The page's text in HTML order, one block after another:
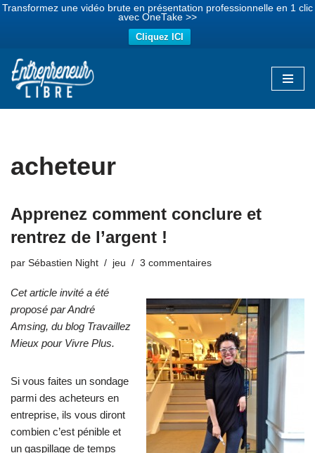
Transformez une vidéo brute en présentation professionnelle en 1 clic
avec OneTake >>
Cliquez ICI
Aller
acheteur
Apprenez comment conclure et
rentrez de l’argent !
par Sébastien Night jeu 3 commentaires
Cet article invité a été
proposé par André
Amsing, du blog Travaillez
Mieux pour Vivre Plus.
Si vous faites un sondage
parmi des acheteurs en
entreprise, ils vous diront
combien c’est pénible et
un gaspillage de temps